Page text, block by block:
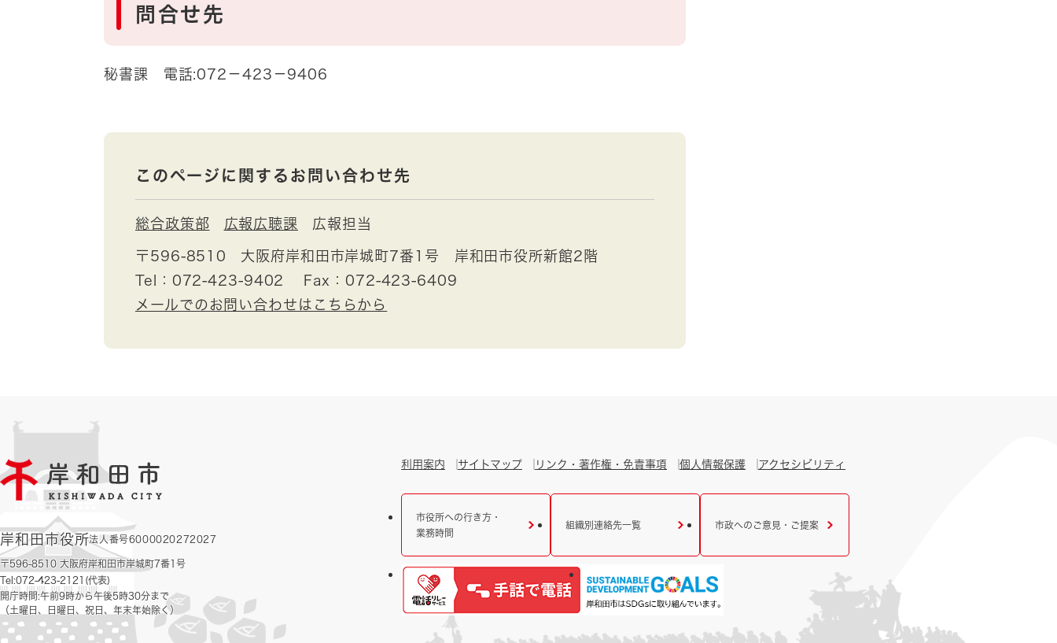
問合せ先
秘書課 電話:072－423－9406
このページに関するお問い合わせ先
総合政策部 広報広聴課 広報担当
〒596-8510
大阪府岸和田市岸城町7番1号 岸和田市役所新館2階
Tel：072-423-9402
Fax：072-423-6409
メールでのお問い合わせはこちらから
岸和田市役所法人番号6000020272027
〒596-8510 大阪府岸和田市岸城町7番1号
Tel:072-423-2121(代表)
開庁時間:午前9時から午後5時30分まで
（土曜日、日曜日、祝日、年末年始除く）
利用案内 サイトマップ リンク・著作権・免責事項 個人情報保護 アクセシビリティ
市役所への行き方・
業務時間
組織別連絡先一覧 市政へのご意見・ご提案